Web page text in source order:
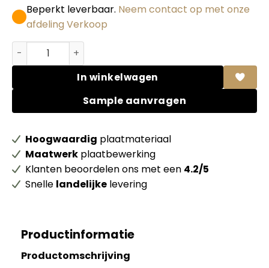
Beperkt leverbaar. Neem contact op met onze
afdeling Verkoop
Unilin MDF 0U817 BST Lichen green 70% PEFC gecert.
In winkelwagen
Sample aanvragen
Hoogwaardig plaatmateriaal
Maatwerk plaatbewerking
Klanten beoordelen ons met een 4.2/5
Snelle landelijke levering
Productinformatie
Productomschrijving